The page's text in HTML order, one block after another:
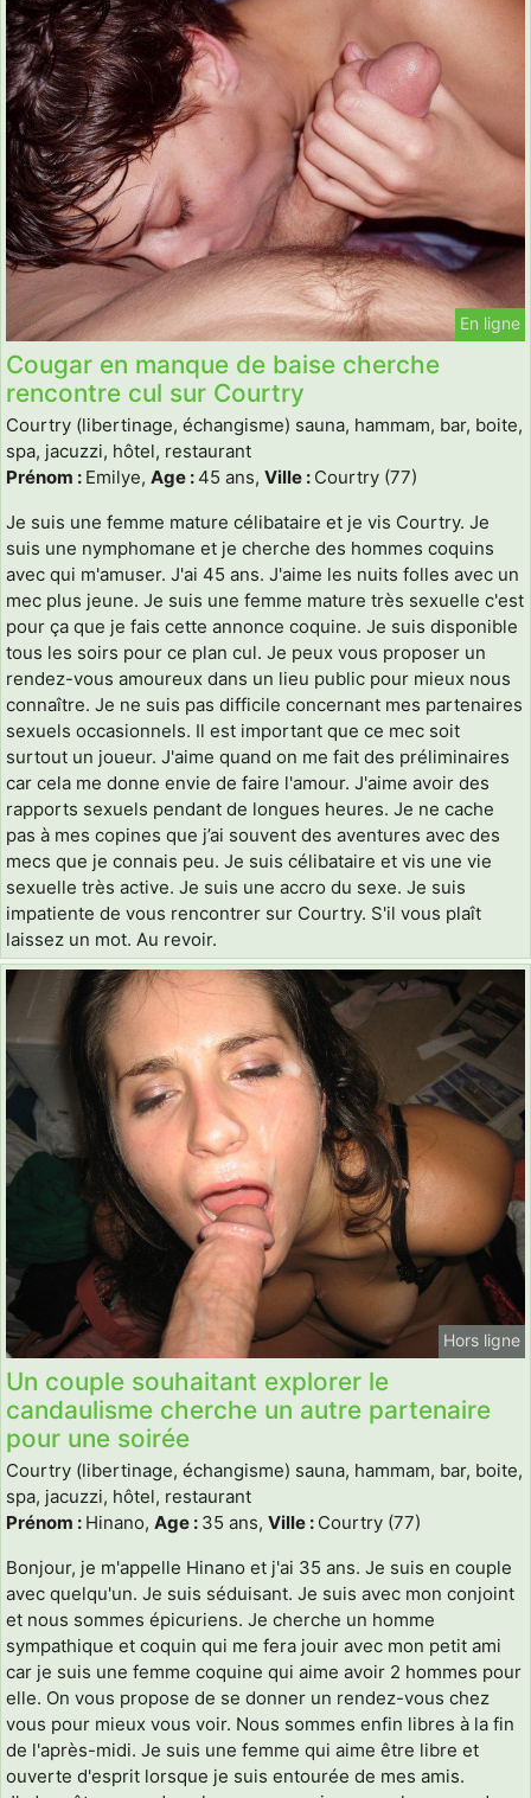
En ligne
Cougar en manque de baise cherche
rencontre cul sur Courtry
Courtry (libertinage, échangisme) sauna, hammam, bar, boite,
spa, jacuzzi, hôtel, restaurant
Prénom : Emilye, Age : 45 ans, Ville : Courtry (77)
Je suis une femme mature célibataire et je vis Courtry. Je
suis une nymphomane et je cherche des hommes coquins
avec qui m'amuser. J'ai 45 ans. J'aime les nuits folles avec un
mec plus jeune. Je suis une femme mature très sexuelle c'est
pour ça que je fais cette annonce coquine. Je suis disponible
tous les soirs pour ce plan cul. Je peux vous proposer un
rendez-vous amoureux dans un lieu public pour mieux nous
connaître. Je ne suis pas difficile concernant mes partenaires
sexuels occasionnels. Il est important que ce mec soit
surtout un joueur. J'aime quand on me fait des préliminaires
car cela me donne envie de faire l'amour. J'aime avoir des
rapports sexuels pendant de longues heures. Je ne cache
pas à mes copines que j’ai souvent des aventures avec des
mecs que je connais peu. Je suis célibataire et vis une vie
sexuelle très active. Je suis une accro du sexe. Je suis
impatiente de vous rencontrer sur Courtry. S'il vous plaît
laissez un mot. Au revoir.
Hors ligne
Un couple souhaitant explorer le
candaulisme cherche un autre partenaire
pour une soirée
Courtry (libertinage, échangisme) sauna, hammam, bar, boite,
spa, jacuzzi, hôtel, restaurant
Prénom : Hinano, Age : 35 ans, Ville : Courtry (77)
Bonjour, je m'appelle Hinano et j'ai 35 ans. Je suis en couple
avec quelqu'un. Je suis séduisant. Je suis avec mon conjoint
et nous sommes épicuriens. Je cherche un homme
sympathique et coquin qui me fera jouir avec mon petit ami
car je suis une femme coquine qui aime avoir 2 hommes pour
elle. On vous propose de se donner un rendez-vous chez
vous pour mieux vous voir. Nous sommes enfin libres à la fin
de l'après-midi. Je suis une femme qui aime être libre et
ouverte d'esprit lorsque je suis entourée de mes amis.